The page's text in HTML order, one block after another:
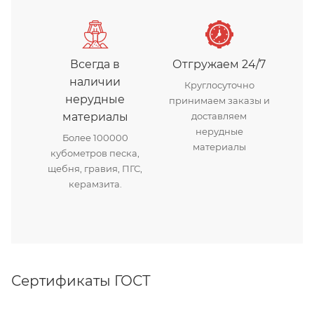
Всегда в
наличии
нерудные
материалы
Более 100000
кубометров песка,
щебня, гравия, ПГС,
керамзита.
Отгружаем 24/7
Круглосуточно
принимаем заказы и
доставляем
нерудные
материалы
Сертификаты ГОСТ